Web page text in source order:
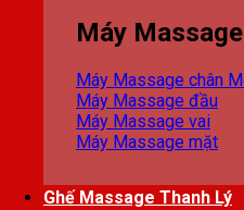
Máy Massage
Máy Massage chân
Máy Massage đầu
Máy Massage vai
Máy Massage mặt
Ghế Massage Thanh Lý